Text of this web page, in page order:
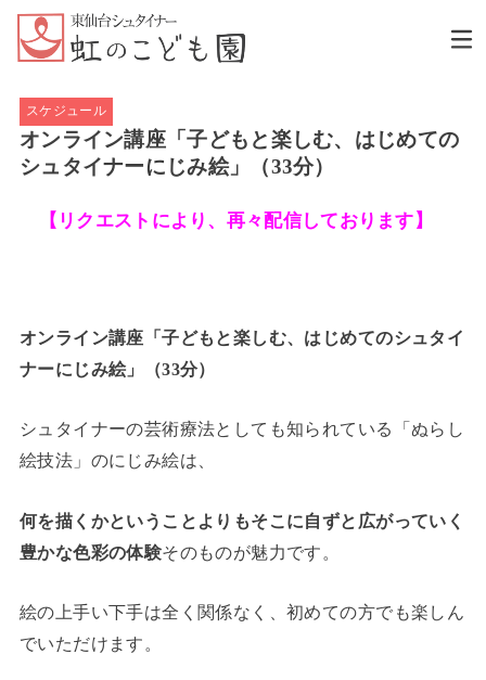
スケジュール
オンライン講座「子どもと楽しむ、はじめての
シュタイナーにじみ絵」（33分）
【リクエストにより、再々配信しております】
オンライン講座「子どもと楽しむ、はじめてのシュタイ
ナーにじみ絵」（33分）
シュタイナーの芸術療法としても知られている「ぬらし
絵技法」のにじみ絵は、
何を描くかということよりもそこに自ずと広がっていく
豊かな色彩の体験そのものが魅力です。
絵の上手い下手は全く関係なく、初めての方でも楽しん
でいただけます。